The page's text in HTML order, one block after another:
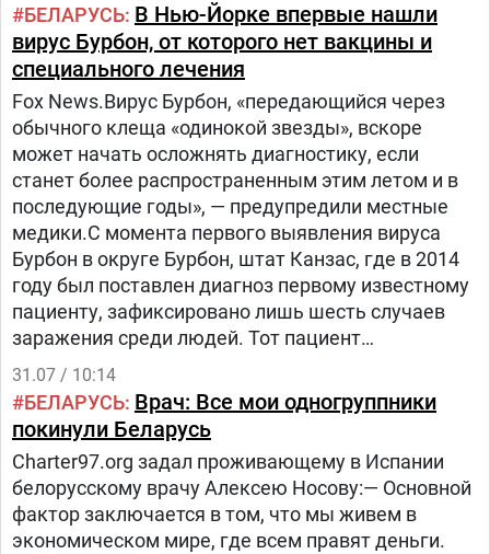
БЕЛАРУСЬ В Нью-Йорке впервые нашли
вирус Бурбон, от которого нет вакцины и
специального лечения
Fox News.Вирус Бурбон, «передающийся через
обычного клеща «одинокой звезды», вскоре
может начать осложнять диагностику, если
станет более распространенным этим летом и в
последующие годы», — предупредили местные
медики.С момента первого выявления вируса
Бурбон в округе Бурбон, штат Канзас, где в 2014
году был поставлен диагноз первому известному
пациенту, зафиксировано лишь шесть случаев
заражения среди людей. Тот пациент
впоследствии скончался.Вирус связан как
минимум с двумя летальными исходами: первым
— в 2014 году и еще одним — в 2026 году.
31.07 / 10:14
БЕЛАРУСЬ Врач: Все мои одногруппники
покинули Беларусь
Charter97.org задал проживающему в Испании
белорусскому врачу Алексею Носову:— Основной
фактор заключается в том, что мы живем в
экономическом мире, где всем правят деньги.